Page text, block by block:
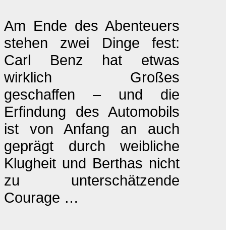
Am Ende des Abenteuers
stehen zwei Dinge fest:
Carl Benz hat etwas
wirklich Großes
geschaffen – und die
Erfindung des Automobils
ist von Anfang an auch
geprägt durch weibliche
Klugheit und Berthas nicht
zu unterschätzende
Courage …